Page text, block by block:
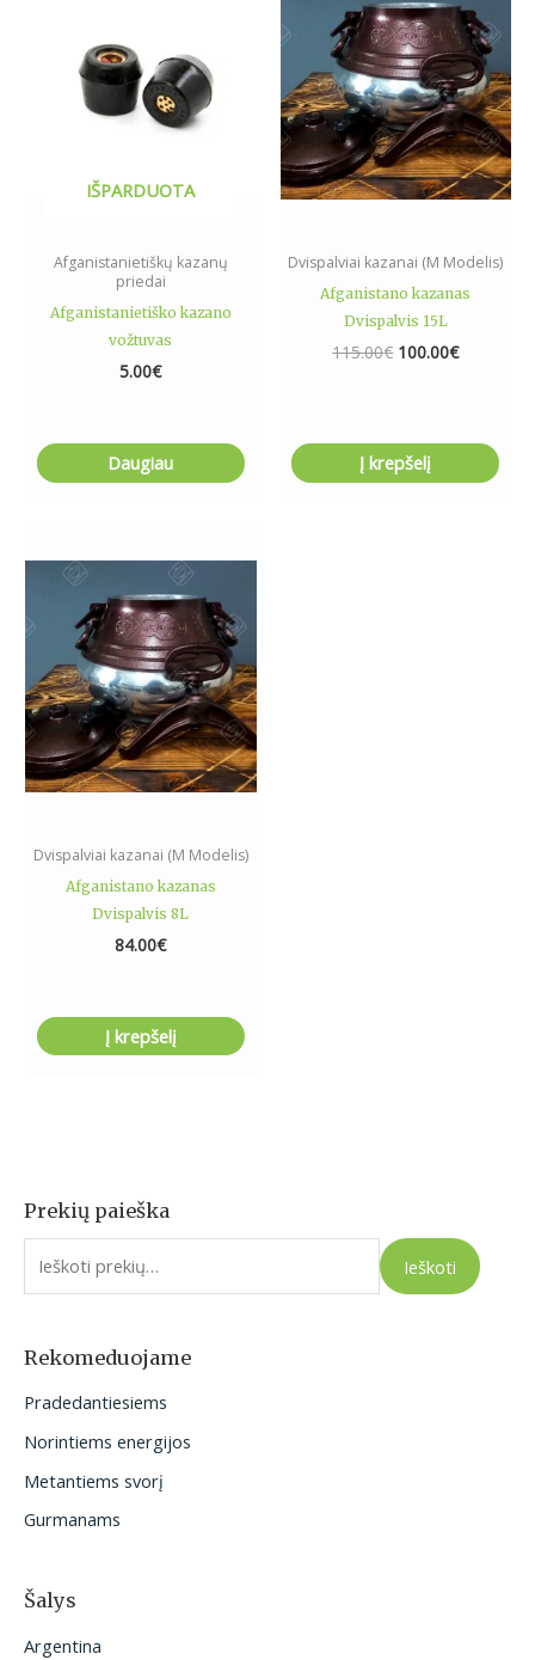
Prekių paieška
I
e
o
:
Ieškoti
Rekomeduojame
Pradedantiesiems
Norintiems energijos
Metantiems svorį
Gurmanams
Šalys
Argentina
IŠPARDUOTA
Afganistanietiškų kazanų
priedai
Afganistanietiško kazano
vožtuvas
5.00€
Daugiau
Dvispalviai kazanai (M Modelis)
Afganistano kazanas
Dvispalvis 15L
115.00€ 100.00€
Į krepšelį
Dvispalviai kazanai (M Modelis)
Afganistano kazanas
Dvispalvis 8L
84.00€
Į krepšelį